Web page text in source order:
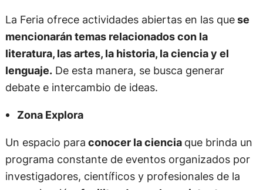
La Feria ofrece actividades abiertas en las quese
mencionarán temas relacionados con la
literatura, las artes, la historia, la ciencia y el
lenguaje.De esta manera, se busca generar
debate e intercambio de ideas.
Zona Explora
Un espacio para conocer la ciencia que brinda un
programa constante de eventos organizados por
investigadores, científicos y profesionales de la